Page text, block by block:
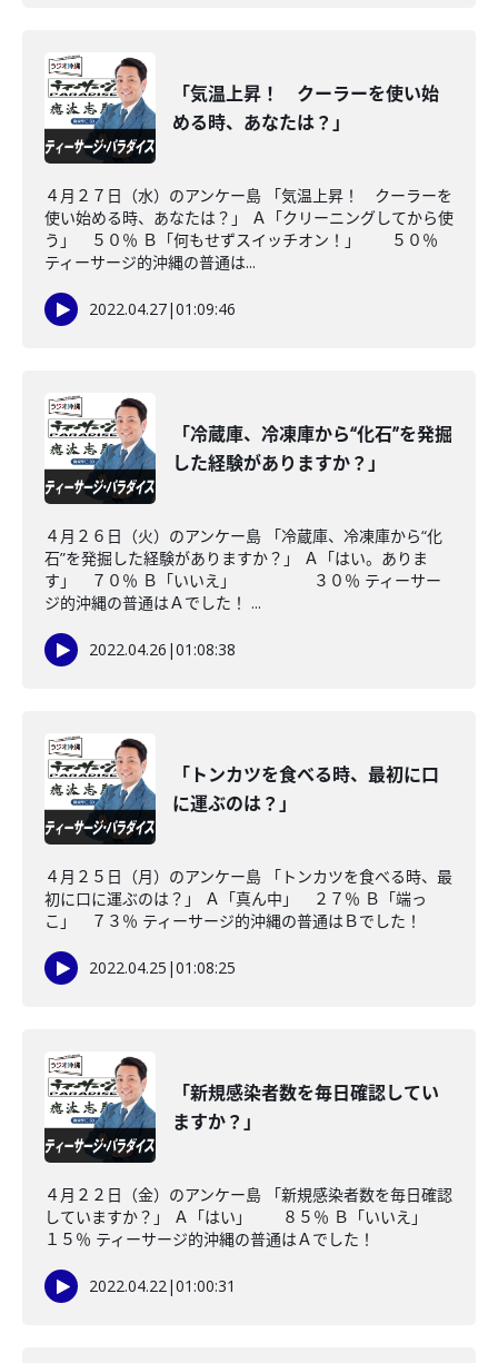
「気温上昇！ クーラーを使い始
める時、あなたは？」
４月２７日（水）のアンケー島 「気温上昇！ クーラーを
使い始める時、あなたは？」 Ａ「クリーニングしてから使
う」 ５０％ Ｂ「何もせずスイッチオン！」 ５０％
ティーサージ的沖縄の普通は...
2022.04.27|01:09:46
「冷蔵庫、冷凍庫から“化石”を発掘
した経験がありますか？」
４月２６日（火）のアンケー島 「冷蔵庫、冷凍庫から“化
石”を発掘した経験がありますか？」 Ａ「はい。ありま
す」 ７０％ Ｂ「いいえ」 ３０％ ティーサー
ジ的沖縄の普通はＡでした！ ...
2022.04.26 |01:08:38
「トンカツを食べる時、最初に口
に運ぶのは？」
４月２５日（月）のアンケー島 「トンカツを食べる時、最
初に口に運ぶのは？」 Ａ「真ん中」 ２７％ Ｂ「端っ
こ」 ７３％ ティーサージ的沖縄の普通はＢでした！
2022.04.25 |01:08:25
「新規感染者数を毎日確認してい
ますか？」
４月２２日（金）のアンケー島 「新規感染者数を毎日確認
していますか？」 Ａ「はい」 ８５％ Ｂ「いいえ」
１５％ ティーサージ的沖縄の普通はＡでした！
2022.04.22|01:00:31